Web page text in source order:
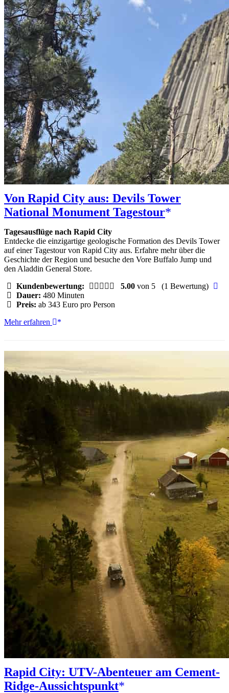
Von Rapid City aus: Devils Tower
National Monument Tagestour
Tagesausflüge nach Rapid City
Entdecke die einzigartige geologische Formation des Devils Tower
auf einer Tagestour von Rapid City aus. Erfahre mehr über die
Geschichte der Region und besuche den Vore Buffalo Jump und
den Aladdin General Store.
Kundenbewertung:
5.00 von 5 (1 Bewertung)
Dauer: 480 Minuten
Preis: ab 343 Euro pro Person
Von
aus:
Tower
National
Mehr erfahren
Rapid City: UTV-Abenteuer am Cement-
Ridge-Aussichtspunkt